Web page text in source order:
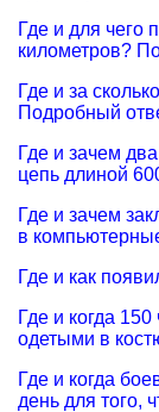
Где и для чего
километров?
Где и за
Подробный
Где и зачем
цепь длиной
Где и зачем
в
Где и как
Где и когда
одетыми в
Где и когда
день для того,